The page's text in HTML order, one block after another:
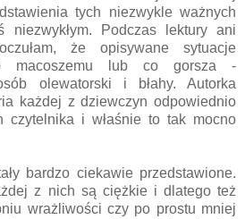
tych niezwykle ważnych
niezwykłym. Podczas lektury ani
że opisywane sytuacje
macoszemu lub co gorsza -
olewatorski i błahy. Autorka
każdej z dziewczyn odpowiednio
czytelnika i właśnie to tak mocno
bardzo ciekawie przedstawione.
z nich są ciężkie i dlatego też
wrażliwości czy po prostu mniej